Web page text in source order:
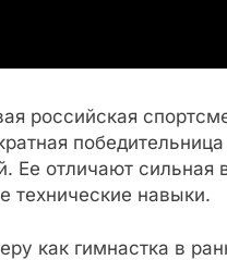
российская
отличают сильная
технические навыки.
как гимнастка в